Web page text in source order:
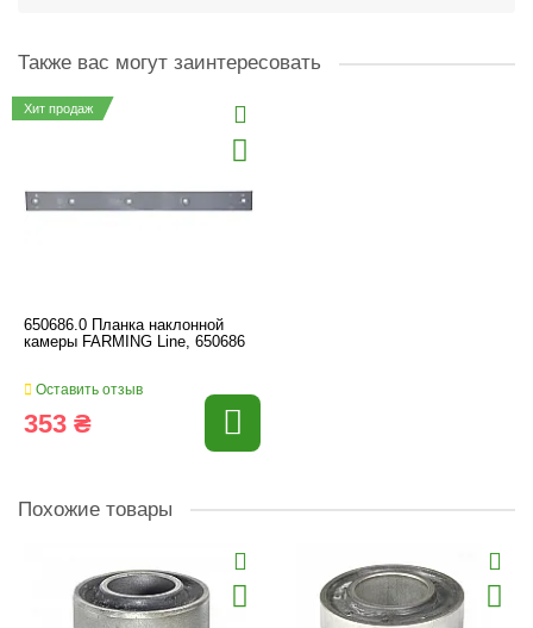
Также вас могут заинтересовать
Хит продаж
650686.0 Планка наклонной
камеры FARMING Line, 650686
Оставить отзыв
353 ₴
Похожие товары